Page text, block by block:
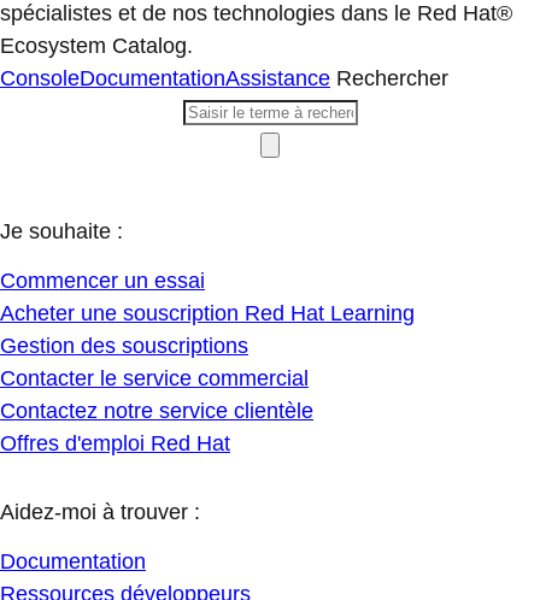
spécialistes et de nos technologies dans le Red Hat®
Ecosystem Catalog.
ConsoleDocumentationAssistance Rechercher
Je souhaite :
Commencer un essai
Acheter une souscription Red Hat Learning
Gestion des souscriptions
Contacter le service commercial
Contactez notre service clientèle
Offres d'emploi Red Hat
Aidez-moi à trouver :
Documentation
Ressources développeurs